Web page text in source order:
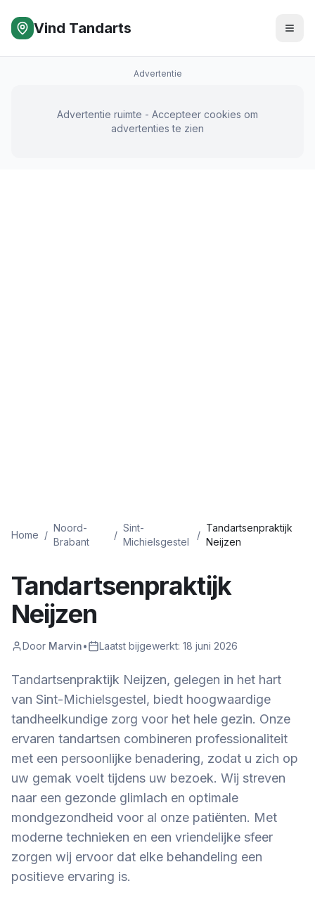
Vind Tandarts
Advertentie
Advertentie ruimte - Accepteer cookies om
advertenties te zien
Home /
Noord-
Brabant
/
Sint-
Michielsgestel
/
Tandartsenpraktijk
Neijzen
Tandartsenpraktijk
Neijzen
Door Marvin• Laatst bijgewerkt: 18 juni 2026
Tandartsenpraktijk Neijzen, gelegen in het hart
van Sint-Michielsgestel, biedt hoogwaardige
tandheelkundige zorg voor het hele gezin. Onze
ervaren tandartsen combineren professionaliteit
met een persoonlijke benadering, zodat u zich op
uw gemak voelt tijdens uw bezoek. Wij streven
naar een gezonde glimlach en optimale
mondgezondheid voor al onze patiënten. Met
moderne technieken en een vriendelijke sfeer
zorgen wij ervoor dat elke behandeling een
positieve ervaring is.